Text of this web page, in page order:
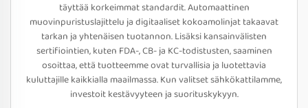
täyttää korkeimmat standardit. Automaattinen
muovinpuristuslajittelu ja digitaaliset kokoamolinjat takaavat
tarkan ja yhtenäisen tuotannon. Lisäksi kansainvälisten
sertifiointien, kuten FDA-, CB- ja KC-todistusten, saaminen
osoittaa, että tuotteemme ovat turvallisia ja luotettavia
kuluttajille kaikkialla maailmassa. Kun valitset sähkökattilamme,
investoit kestävyyteen ja suorituskykyyn.